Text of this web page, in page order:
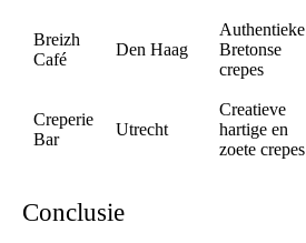
Breizh
Café
Den Haag
Authentieke
Bretonse
crepes
Creperie
Bar
Utrecht
Creatieve
hartige en
zoete crepes
Conclusie